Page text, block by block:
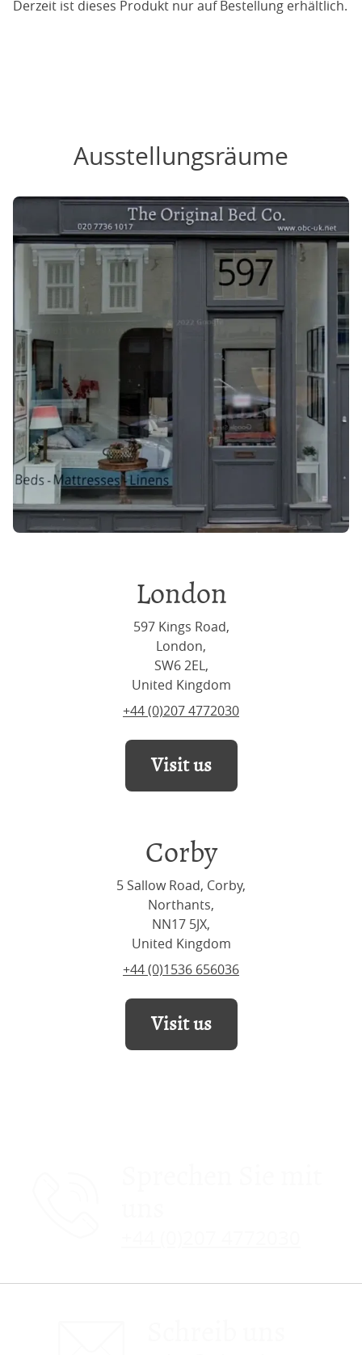
Derzeit ist dieses Produkt nur auf Bestellung erhältlich.
Ausstellungsräume
London
597 Kings Road,
London,
SW6 2EL,
United Kingdom
+44 (0)207 4772030
Visit us
Corby
5 Sallow Road, Corby,
Northants,
NN17 5JX,
United Kingdom
+44 (0)1536 656036
Visit us